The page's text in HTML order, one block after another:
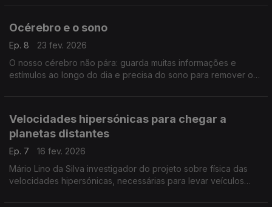
Océrebro e o sono
Ep. 8
23 fev. 2026
O nosso cérebro não pára: guarda muitas informações e
estímulos ao longo do dia e precisa do sono para remover o
Velocidades hipersónicas para chegar a
planetas distantes
Ep. 7
16 fev. 2026
Mário Lino da Silva investigador do projeto sobre física das
velocidades hipersónicas, necessárias para levar veículos